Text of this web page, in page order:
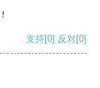
支持[0] 反对[0]